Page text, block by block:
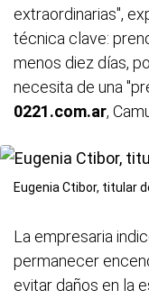
extraordinarias",
técnica clave:
menos diez días,
necesita de una
0221.com.ar,
Eugenia Ctibor, titular
La empresaria
permanecer
evitar daños en la